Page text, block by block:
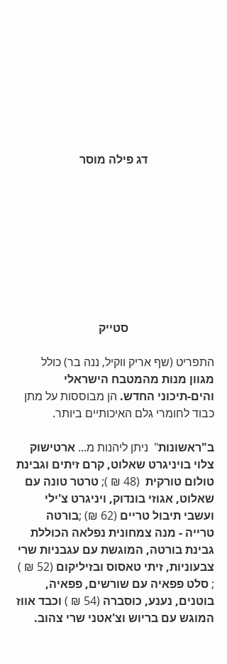
דג פילה מוסר
סטייק
התפריט (שף אריק ווקיל, ננה בר) כולל
מגוון מנות מהמטבח הישראלי
והים-תיכוני החדש. הן מבוססות על מתן
כבוד לחומרי גלם האיכותיים ביותר.
ב"ראשונות"  ניתן ליהנות מ... ארטישוק
צלוי בויניגרט שאלוט, קרם זיתים וגבינת
טולום טורקית
  (48 ₪ );
טרטר טונה עם
שאלוט, אגוזי בונדוק, ויניגרט צ'ילי
ועשבי תיבול טריים (62 ₪) ;
בורטה
טרייה - מנה צמחונית נפלאה הכוללת
גבינת בורטה, המוגשת עם עגבניות שרי
צבעוניות, זיתי טאסוס ובזיליקום
(52 ₪ )
; סלט פפאיה עם שורשים, פפאיה,
בוטנים, נענע, כוסברה (54 ₪ )
וכבד אווז
המוגש עם בריוש וצ'אטני שרי צהוב.